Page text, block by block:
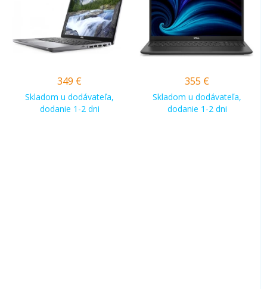
349 €
Skladom u dodávateľa,
dodanie 1-2 dni
355 €
Skladom u dodávateľa,
dodanie 1-2 dni